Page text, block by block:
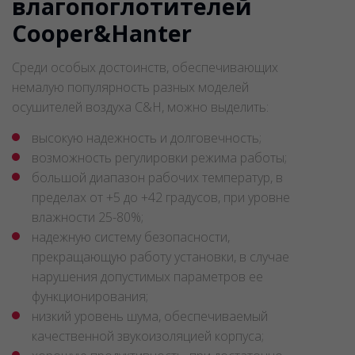
влагопоглотителей
Cooper&Hanter
Среди особых достоинств, обеспечивающих
немалую популярность разных моделей
осушителей воздуха С&Н, можно выделить:
высокую надежность и долговечность;
возможность регулировки режима работы;
большой диапазон рабочих температур, в
пределах от +5 до +42 градусов, при уровне
влажности 25-80%;
надежную систему безопасности,
прекращающую работу установки, в случае
нарушения допустимых параметров ее
функционирования;
низкий уровень шума, обеспечиваемый
качественной звукоизоляцией корпуса;